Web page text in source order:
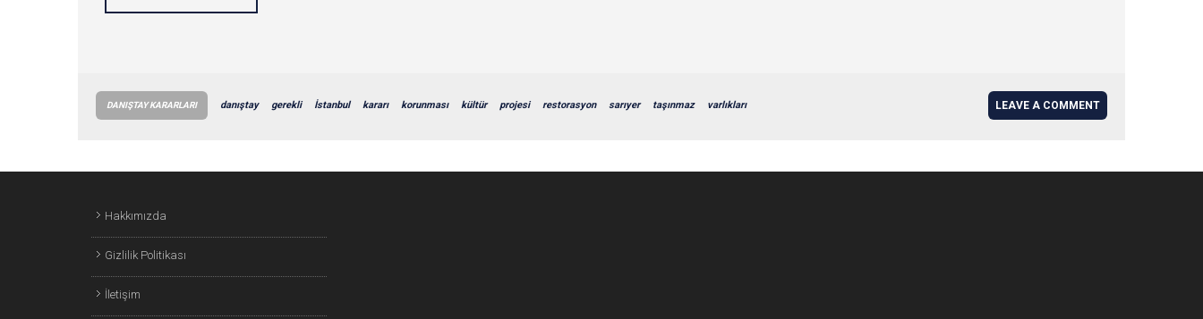
DANIŞTAY KARARLARI danıştay gerekli İstanbul kararı korunması kültür projesi restorasyon sarıyer taşınmaz varlıkları LEAVE A COMMENT
Hakkımızda
Gizlilik Politikası
İletişim